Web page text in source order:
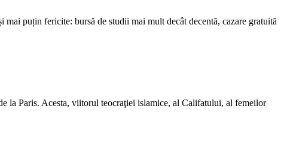
puțin fericite: bursă de studii mai mult decât decentă, cazare gratuită
la Paris. Acesta, viitorul teocraţiei islamice, al Califatului, al femeilor